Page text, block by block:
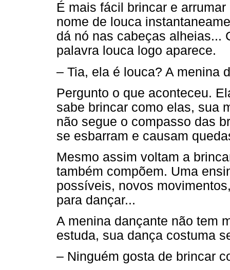
É mais fácil brincar e
nome de louca
dá nó nas cabeças alheias...
palavra louca logo aparece.
– Tia, ela é louca? A menina
Pergunto o que aconteceu.
sabe brincar como elas, sua
não segue o compasso das
se esbarram e causam
Mesmo assim voltam a
também compõem. Uma
possíveis, novos
para dançar...
A menina dançante não tem
estuda, sua dança costuma
– Ninguém gosta de brincar